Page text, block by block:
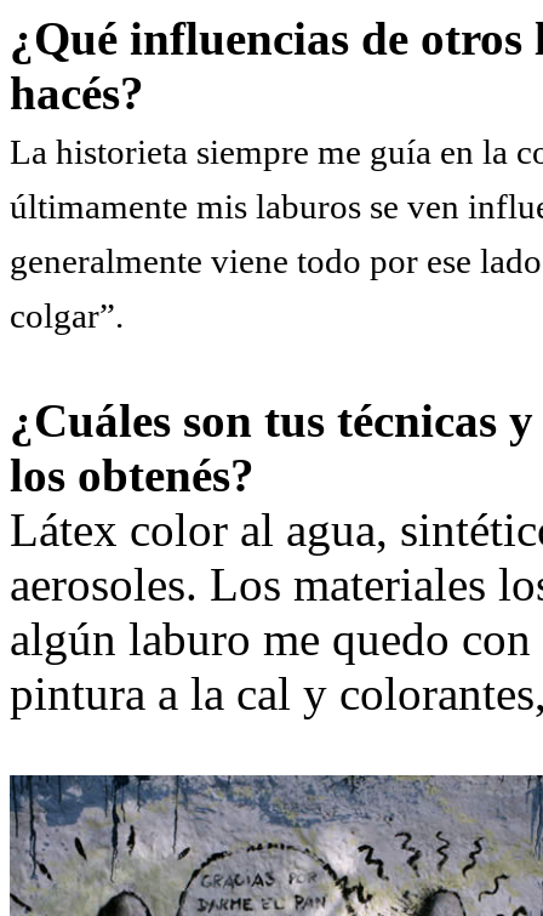
¿Qué influencias de
hacés?
La historieta siempre me guía en la
últimamente mis laburos se ven
generalmente viene todo por ese
colgar”.
¿Cuáles son tus técnicas
los obtenés?
Látex color al agua,
aerosoles. Los materiales
algún laburo me quedo con
pintura a la cal y